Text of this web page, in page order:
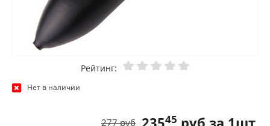
Рейтинг:
Нет в наличии
45
277 руб